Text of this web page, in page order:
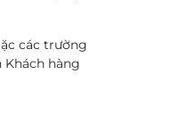
các trường
Khách hàng